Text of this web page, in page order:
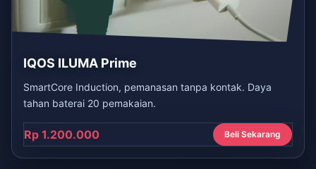
IQOS ILUMA Prime
SmartCore Induction, pemanasan tanpa kontak. Daya
tahan baterai 20 pemakaian.
Rp 1.200.000 Beli Sekarang